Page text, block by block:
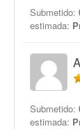
Submetido:
estimada:
Submetido:
estimada: